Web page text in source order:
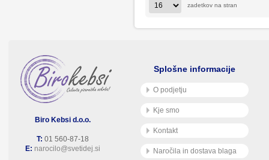
zadetkov na stran
Biro Kebsi d.o.o.
T: 01 560-87-18
E: narocilo@svetidej.si
Splošne informacije
O podjetju
Kje smo
Kontakt
Naročila in dostava blaga